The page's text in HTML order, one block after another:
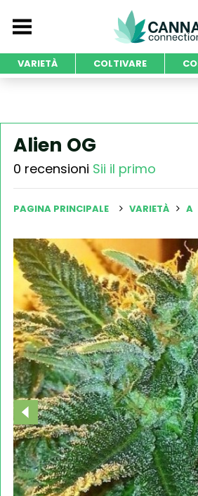
VARIETÀ COLTIVARE
Alien OG
0 recensioni Sii il primo
PAGINA PRINCIPALE VARIETÀ A